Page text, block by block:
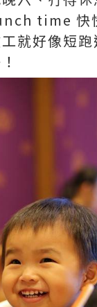
time 快
就好像短